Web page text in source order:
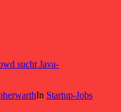
In Startup-Jobs